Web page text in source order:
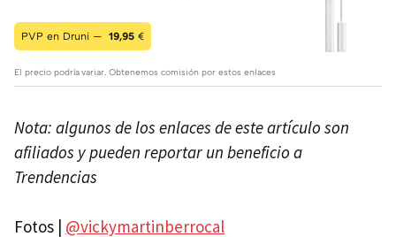
PVP en Druni — 19,95 €
El precio podría variar. Obtenemos comisión por estos enlaces
Nota: algunos de los enlaces de este artículo son
afiliados y pueden reportar un beneficio a
Trendencias
Fotos | @vickymartinberrocal